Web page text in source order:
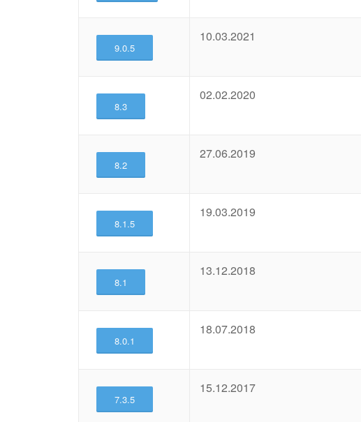
9.0.5
10.03.2021
8.3
02.02.2020
8.2
27.06.2019
8.1.5
19.03.2019
8.1
13.12.2018
8.0.1
18.07.2018
7.3.5
15.12.2017